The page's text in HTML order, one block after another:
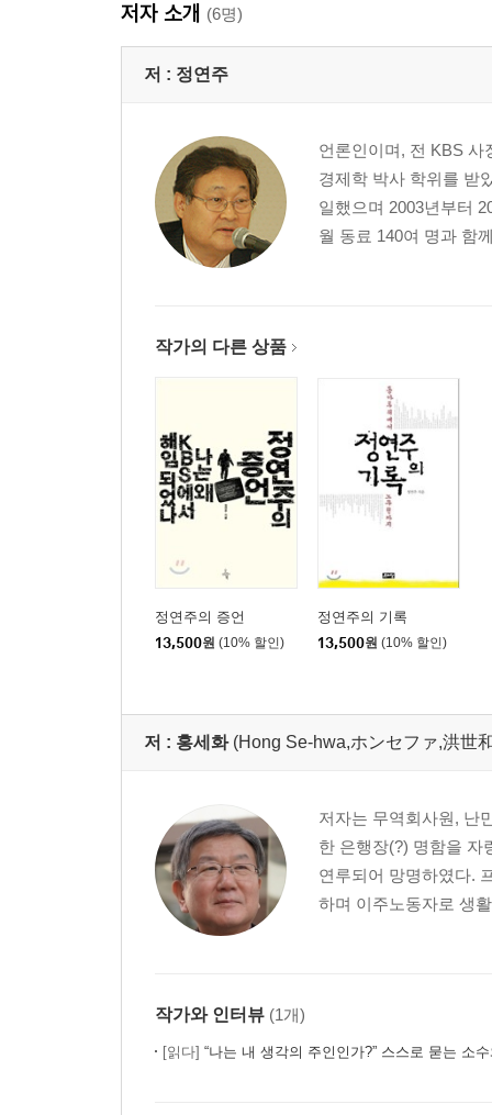
저자 소개 (6명)
저 : 정연주
언론인이며, 전 KBS 사
경제학 박사 학위를 받
일했으며 2003년부터
월 동료 140여 명과 함
작가의 다른 상품
정연주의 증언
13,500원 (10% 할인)
정연주의 기록
13,500원 (10% 할인)
저 : 홍세화 (Hong Se-hwa,ホンセファ,洪世
저자는 무역회사원, 난
한 은행장(?) 명함을 자
연루되어 망명하였다.
하며 이주노동자로 생
작가와 인터뷰 (1개)
[읽다] “나는 내 생각의 주인인가?” 스스로 묻는 소수와 함께 -